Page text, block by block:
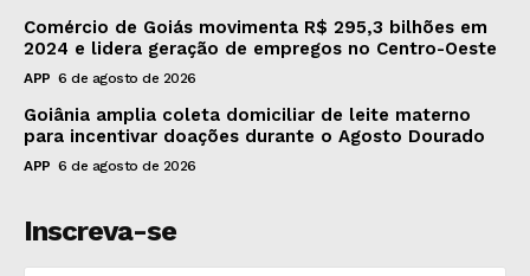
Comércio de Goiás movimenta R$ 295,3 bilhões em
2024 e lidera geração de empregos no Centro-Oeste
APP 6 de agosto de 2026
Goiânia amplia coleta domiciliar de leite materno
para incentivar doações durante o Agosto Dourado
APP 6 de agosto de 2026
Inscreva-se